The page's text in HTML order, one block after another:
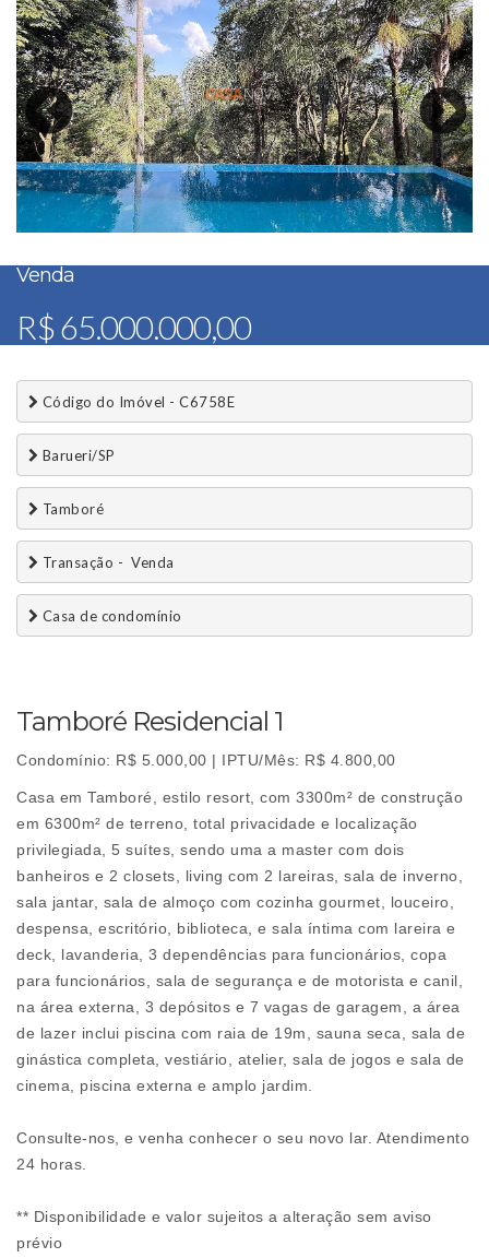
Venda
R$ 65.000.000,00
Código do Imóvel - C6758E
Barueri/SP
Tamboré
Transação -  Venda
Casa de condomínio
Tamboré Residencial 1
Condomínio: R$ 5.000,00 | IPTU/Mês: R$ 4.800,00
Casa em Tamboré, estilo resort, com 3300m² de construção
em 6300m² de terreno, total privacidade e localização
privilegiada, 5 suítes, sendo uma a master com dois
banheiros e 2 closets, living com 2 lareiras, sala de inverno,
sala jantar, sala de almoço com cozinha gourmet, louceiro,
despensa, escritório, biblioteca, e sala íntima com lareira e
deck, lavanderia, 3 dependências para funcionários, copa
para funcionários, sala de segurança e de motorista e canil,
na área externa, 3 depósitos e 7 vagas de garagem, a área
de lazer inclui piscina com raia de 19m, sauna seca, sala de
ginástica completa, vestiário, atelier, sala de jogos e sala de
cinema, piscina externa e amplo jardim.
Consulte-nos, e venha conhecer o seu novo lar. Atendimento
24 horas.
** Disponibilidade e valor sujeitos a alteração sem aviso
prévio